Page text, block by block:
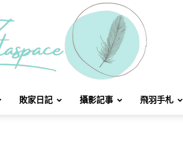
敗家日記 攝影記事 飛羽手札